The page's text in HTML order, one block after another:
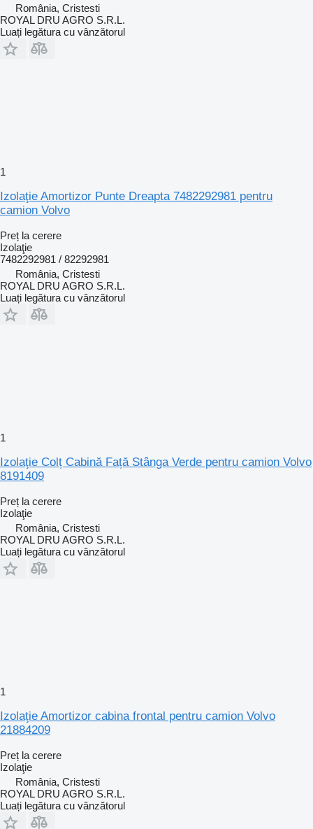
România, Cristesti
ROYAL DRU AGRO S.R.L.
Luați legătura cu vânzătorul
1
Izolaţie Amortizor Punte Dreapta 7482292981 pentru
camion Volvo
Preț la cerere
Izolaţie
7482292981 / 82292981
România, Cristesti
ROYAL DRU AGRO S.R.L.
Luați legătura cu vânzătorul
1
Izolaţie Colț Cabină Față Stânga Verde pentru camion Volvo
8191409
Preț la cerere
Izolaţie
România, Cristesti
ROYAL DRU AGRO S.R.L.
Luați legătura cu vânzătorul
1
Izolaţie Amortizor cabina frontal pentru camion Volvo
21884209
Preț la cerere
Izolaţie
România, Cristesti
ROYAL DRU AGRO S.R.L.
Luați legătura cu vânzătorul